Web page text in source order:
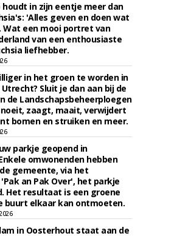
houdt in zijn eentje meer dan
'Alles geven en doen wat
Wat een mooi portret van
van een enthousiaste
liefhebber.
in het groen te worden in
Sluit je dan aan bij de
de Landschapsbeheerploegen
zaagt, maait, verwijdert
bomen en struiken en meer.
parkje geopend in
omwonenden hebben
gemeente, via het
an Pak Over', het parkje
Het resultaat is een groene
buurt elkaar kan ontmoeten.
in Oosterhout staat aan de